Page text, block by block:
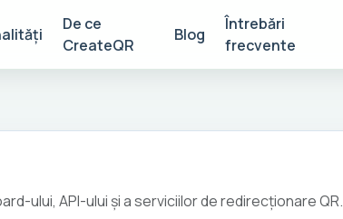
De ce
CreateQR
Blog
Întrebări
frecvente
ului, API-ului și a serviciilor de redirecționare QR.